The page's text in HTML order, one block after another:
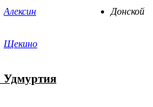
Алексин Донской
Щекино
Удмуртия